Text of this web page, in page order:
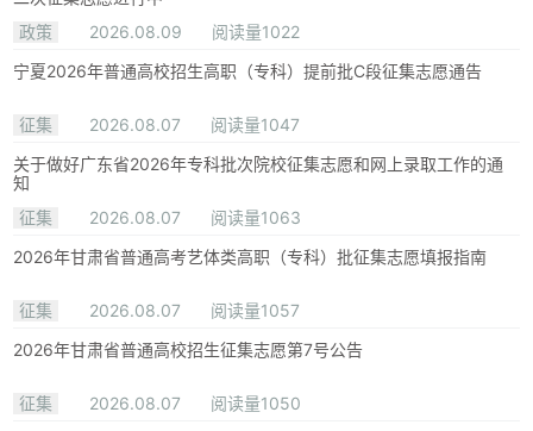
政策
2026.08.09
阅读量1022
宁夏2026年普通高校招生高职（专科）提前批C段征集志愿通告
征集 2026.08.07
阅读量1047
关于做好广东省2026年专科批次院校征集志愿和网上录取工作的通
知
征集
2026.08.07
阅读量1063
2026年甘肃省普通高考艺体类高职（专科）批征集志愿填报指南
征集 2026.08.07
阅读量1057
2026年甘肃省普通高校招生征集志愿第7号公告
征集 2026.08.07
阅读量1050